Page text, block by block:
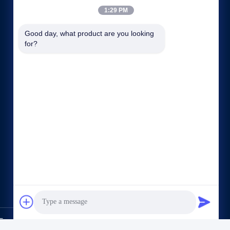
Co.,Ltd. All Rights Reserved.
1:29 PM
Good day, what product are you looking
for?